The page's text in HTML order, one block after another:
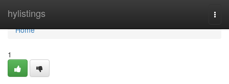
hylistings
Home
Home
1